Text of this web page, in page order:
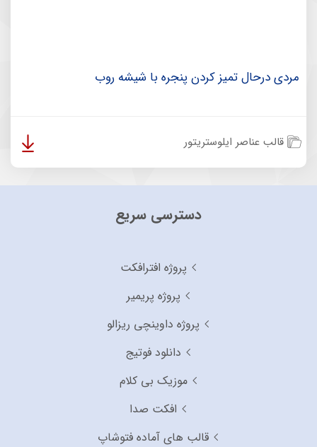
مردی درحال تمیز کردن پنجره با شیشه روب
قالب عناصر ایلوستریتور
دسترسی سریع
پروژه افترافکت
پروژه پریمیر
پروژه داوینچی ریزالو
دانلود فوتیج
موزیک بی کلام
افکت صدا
قالب های آماده فتوشاپ